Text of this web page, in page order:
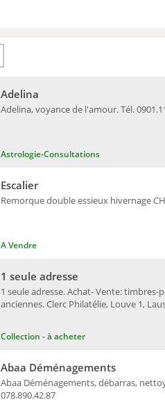
Astrologie-Consultations
Adelina, voyance de l'amour. Tél.
Adelina
A Vendre
Remorque double essieux hivernage
Escalier
Collection - à acheter
1 seule adresse. Achat- Vente:
anciennes. Clerc Philatélie, Louve 1,
1 seule adresse
Abaa Déménagements, débarras,
078.890.42.87
Abaa Déménagements